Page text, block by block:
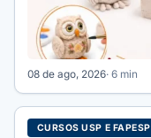
08 de ago, 2026· 6 min
CURSOS USP E FAPESP